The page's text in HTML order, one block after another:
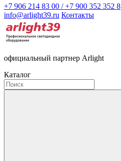
+7 906 214 83 00 / +7 900 352 352 8
info@arlight39.ru Контакты
официальный партнер Arlight
Каталог